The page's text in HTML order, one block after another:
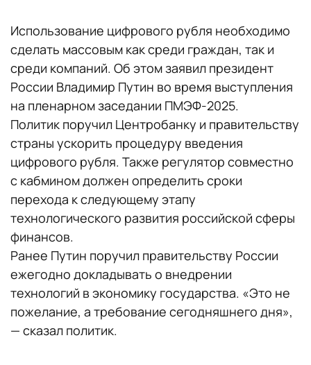
Использование цифрового рубля необходимо
сделать массовым как среди граждан, так и
среди компаний. Об этом заявил президент
России Владимир Путин во время выступления
на пленарном заседании ПМЭФ-2025.
Политик поручил Центробанку и правительству
страны ускорить процедуру введения
цифрового рубля. Также регулятор совместно
с кабмином должен определить сроки
перехода к следующему этапу
технологического развития российской сферы
финансов.
Ранее Путин поручил правительству России
ежегодно докладывать о внедрении
технологий в экономику государства. «Это не
пожелание, а требование сегодняшнего дня»,
— сказал политик.